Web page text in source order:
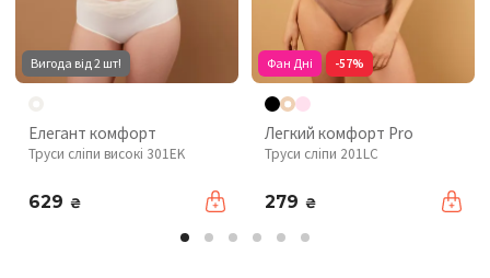
Вигода від 2 шт!
Елегант комфорт
Труси сліпи високі 301EK
629 ₴
Фан Дні -57%
Легкий комфорт Pro
Труси сліпи 201LC
279 ₴